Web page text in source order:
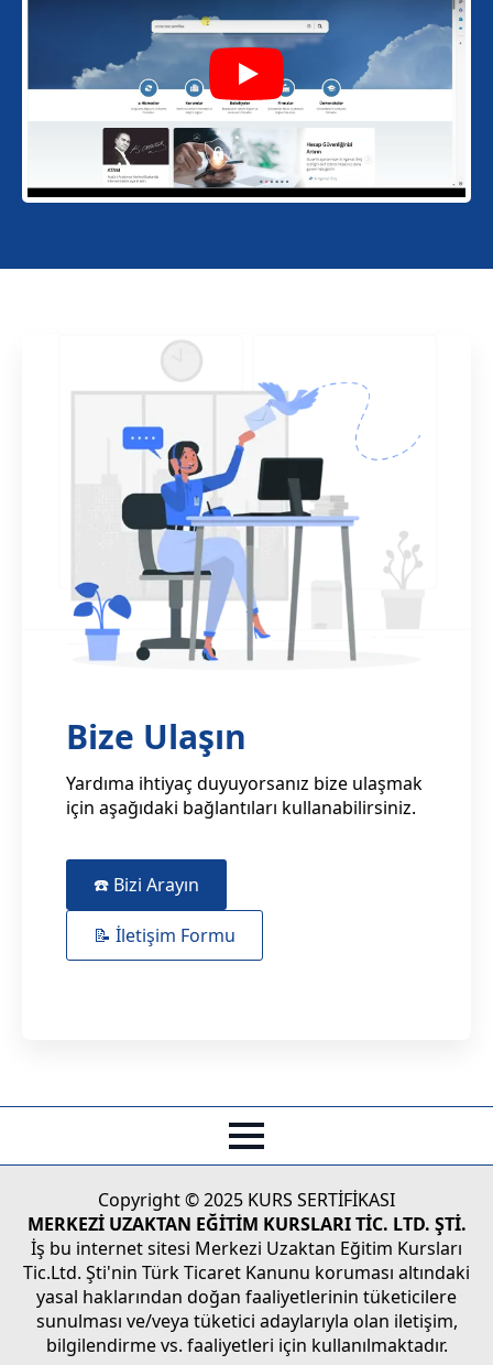
Play
Bize Ulaşın
Yardıma ihtiyaç duyuyorsanız bize ulaşmak
için aşağıdaki bağlantıları kullanabilirsiniz.
☎️ Bizi Arayın
📝 İletişim Formu
Copyright © 2025 KURS SERTİFİKASI
MERKEZİ UZAKTAN EĞİTİM KURSLARI TİC. LTD. ŞTİ.
İş bu internet sitesi Merkezi Uzaktan Eğitim Kursları
Tic.Ltd. Şti'nin Türk Ticaret Kanunu koruması altındaki
yasal haklarından doğan faaliyetlerinin tüketicilere
sunulması ve/veya tüketici adaylarıyla olan iletişim,
bilgilendirme vs. faaliyetleri için kullanılmaktadır.